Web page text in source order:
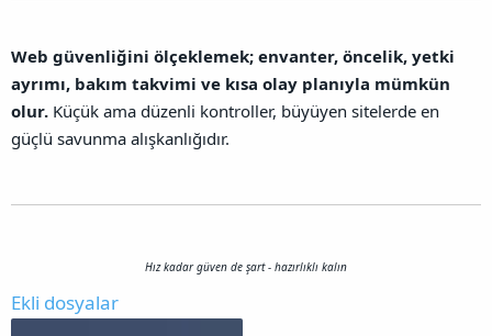
Web güvenliğini ölçeklemek; envanter, öncelik, yetki
ayrımı, bakım takvimi ve kısa olay planıyla mümkün
olur. Küçük ama düzenli kontroller, büyüyen sitelerde en
güçlü savunma alışkanlığıdır.
Hız kadar güven de şart - hazırlıklı kalın
Ekli dosyalar